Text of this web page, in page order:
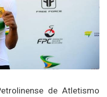
de Atletismo